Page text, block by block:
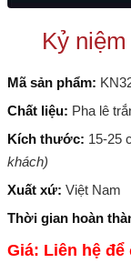
Kỷ
Mã sản phẩm:
Chất liệu: Pha lê
Kích thước: 15-25
khách)
Xuất xứ: Việt Nam
Thời gian hoàn
Giá: Liên hệ